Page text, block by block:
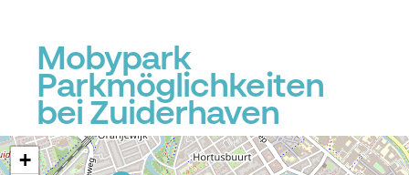
Mobypark
Parkmöglichkeiten
bei Zuiderhaven
+